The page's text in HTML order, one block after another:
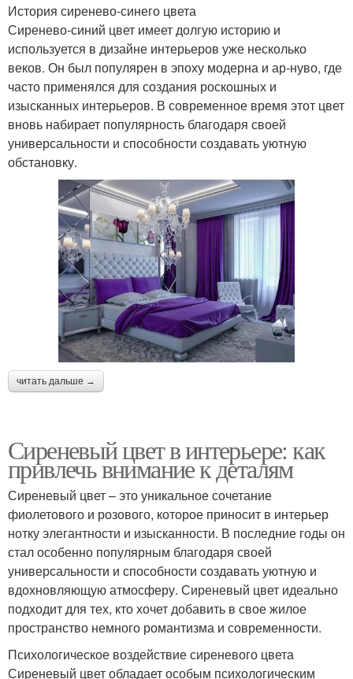
История сиренево-синего цвета
Сиренево-синий цвет имеет долгую историю и
используется в дизайне интерьеров уже несколько
веков. Он был популярен в эпоху модерна и ар-нуво, где
часто применялся для создания роскошных и
изысканных интерьеров. В современное время этот цвет
вновь набирает популярность благодаря своей
универсальности и способности создавать уютную
обстановку.
читать дальше →
Сиреневый цвет в интерьере: как
привлечь внимание к деталям
Сиреневый цвет – это уникальное сочетание
фиолетового и розового, которое приносит в интерьер
нотку элегантности и изысканности. В последние годы он
стал особенно популярным благодаря своей
универсальности и способности создавать уютную и
вдохновляющую атмосферу. Сиреневый цвет идеально
подходит для тех, кто хочет добавить в свое жилое
пространство немного романтизма и современности.
Психологическое воздействие сиреневого цвета
Сиреневый цвет обладает особым психологическим